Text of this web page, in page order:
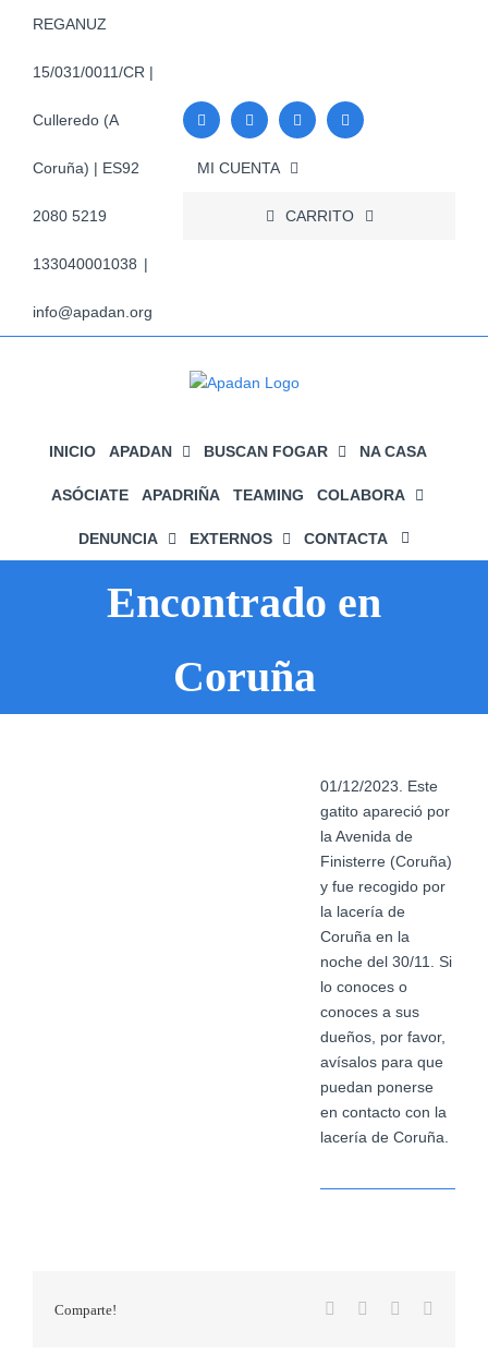
REGANUZ
15/031/0011/CR |
Culleredo (A
Coruña) | ES92
2080 5219
133040001038 |
info@apadan.org
MI CUENTA
CARRITO
INICIO APADAN BUSCAN FOGAR NA CASA
ASÓCIATE APADRIÑA TEAMING COLABORA
DENUNCIA EXTERNOS CONTACTA
Encontrado en
Coruña
01/12/2023. Este
gatito apareció por
la Avenida de
Finisterre (Coruña)
y fue recogido por
la lacería de
Coruña en la
noche del 30/11. Si
lo conoces o
conoces a sus
dueños, por favor,
avísalos para que
puedan ponerse
en contacto con la
lacería de Coruña.
Comparte! Facebook WhatsApp